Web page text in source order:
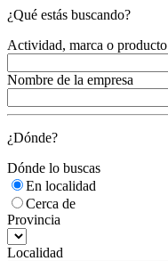
¿Qué estás buscando?
Actividad, marca o producto
Nombre de la empresa
¿Dónde?
Dónde lo buscas
En localidad
Cerca de
Provincia
Localidad